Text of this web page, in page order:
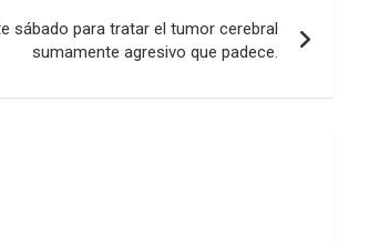
sábado para tratar el tumor cerebral
sumamente agresivo que padece.